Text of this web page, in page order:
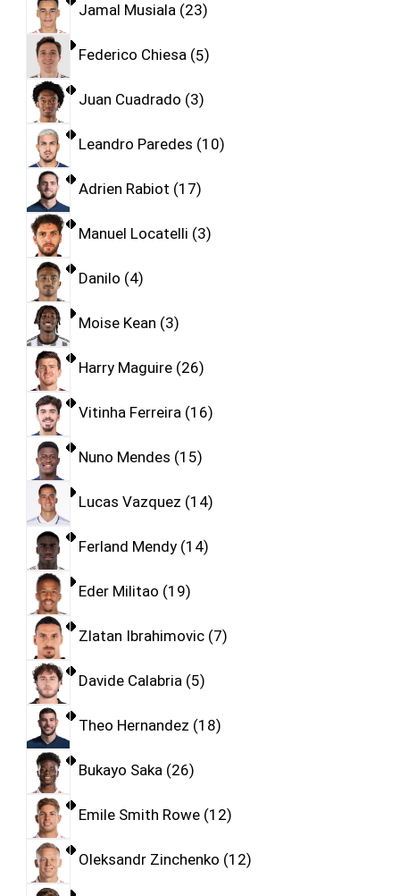
Jamal Musiala 23
Federico Chiesa 5
Juan Cuadrado 3
Leandro Paredes 10
Adrien Rabiot 17
Manuel Locatelli 3
Danilo 4
Moise Kean 3
Harry Maguire 26
Vitinha Ferreira 16
Nuno Mendes 15
Lucas Vazquez 14
Ferland Mendy 14
Eder Militao 19
Zlatan Ibrahimovic 7
Davide Calabria 5
Theo Hernandez 18
Bukayo Saka 26
Emile Smith Rowe 12
Oleksandr Zinchenko 12